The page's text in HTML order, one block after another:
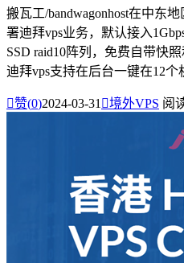
搬瓦工/bandwagonhost在中东
署迪拜vps业务，默认接入
SSD raid10阵列，免费自带快
迪拜vps支持在后台一键在12个
赞(0)2024-03-31境外VPS 阅